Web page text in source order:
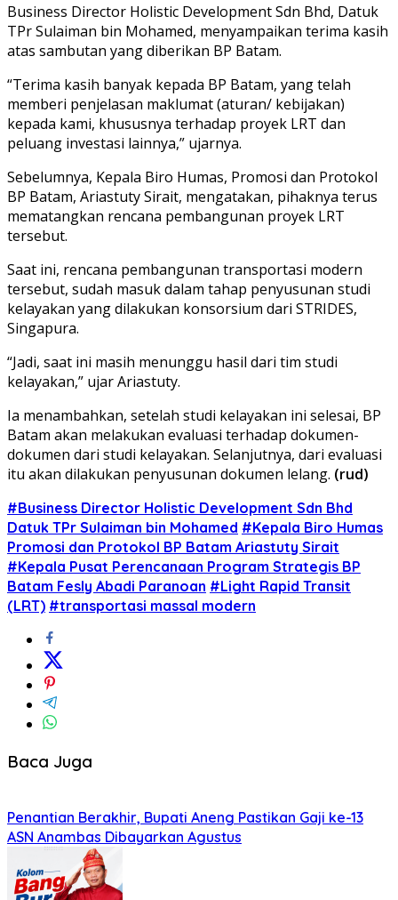
Business Director Holistic Development Sdn Bhd, Datuk
TPr Sulaiman bin Mohamed, menyampaikan terima kasih
atas sambutan yang diberikan BP Batam.
“Terima kasih banyak kepada BP Batam, yang telah
memberi penjelasan maklumat (aturan/ kebijakan)
kepada kami, khususnya terhadap proyek LRT dan
peluang investasi lainnya,” ujarnya.
Sebelumnya, Kepala Biro Humas, Promosi dan Protokol
BP Batam, Ariastuty Sirait, mengatakan, pihaknya terus
mematangkan rencana pembangunan proyek LRT
tersebut.
Saat ini, rencana pembangunan transportasi modern
tersebut, sudah masuk dalam tahap penyusunan studi
kelayakan yang dilakukan konsorsium dari STRIDES,
Singapura.
“Jadi, saat ini masih menunggu hasil dari tim studi
kelayakan,” ujar Ariastuty.
Ia menambahkan, setelah studi kelayakan ini selesai, BP
Batam akan melakukan evaluasi terhadap dokumen-
dokumen dari studi kelayakan. Selanjutnya, dari evaluasi
itu akan dilakukan penyusunan dokumen lelang. (rud)
#Business Director Holistic Development Sdn Bhd
Datuk TPr Sulaiman bin Mohamed #Kepala Biro Humas
Promosi dan Protokol BP Batam Ariastuty Sirait
#Kepala Pusat Perencanaan Program Strategis BP
Batam Fesly Abadi Paranoan #Light Rapid Transit
(LRT) #transportasi massal modern
Baca Juga
Penantian Berakhir, Bupati Aneng Pastikan Gaji ke-13
ASN Anambas Dibayarkan Agustus